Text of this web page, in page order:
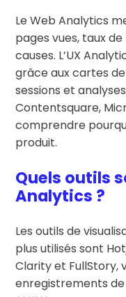
Le Web Analytics
pages vues, taux
causes. L’UX
grâce aux cartes
sessions et
Contentsquare,
comprendre
produit.
Quels outils
Analytics ?
Les outils de
plus utilisés sont
Clarity et FullStory,
enregistrements de